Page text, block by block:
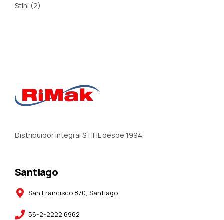
Stihl (2)
Distribuidor integral STIHL desde 1994.
Santiago
San Francisco 870, Santiago
56-2-2222 6962